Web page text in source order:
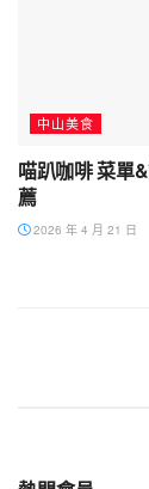
中山美食
喵趴咖啡 菜單
薦
2026 年 4 月 21 日